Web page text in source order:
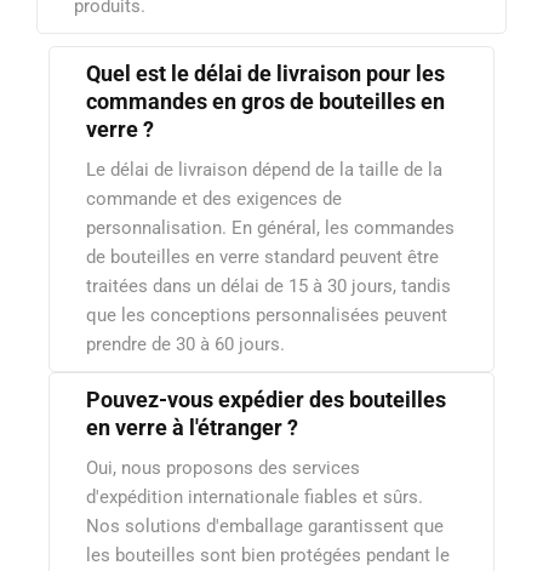
produits.
Quel est le délai de livraison pour les
commandes en gros de bouteilles en
verre ?
Le délai de livraison dépend de la taille de la
commande et des exigences de
personnalisation. En général, les commandes
de bouteilles en verre standard peuvent être
traitées dans un délai de 15 à 30 jours, tandis
que les conceptions personnalisées peuvent
prendre de 30 à 60 jours.
Pouvez-vous expédier des bouteilles
en verre à l'étranger ?
Oui, nous proposons des services
d'expédition internationale fiables et sûrs.
Nos solutions d'emballage garantissent que
les bouteilles sont bien protégées pendant le